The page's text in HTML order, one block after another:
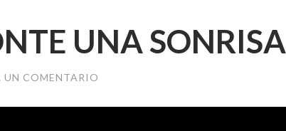
UNA SONRISA
UN COMENTARIO